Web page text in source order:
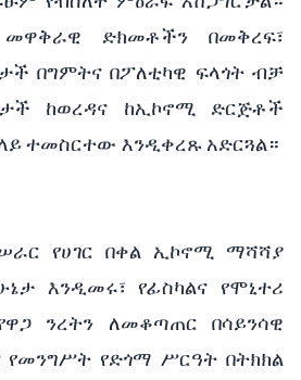
ድክመቶችን በመቅረፍ፣
በግምትና በፖለቲካዊ ፍላጎት ብቻ
ከወረዳና ከኢኮኖሚ ድርጅቶች
ተመስርተው እንዲቀረጹ አድርጓል።
የሀገር በቀል ኢኮኖሚ ማሻሻያ
እንዲመሩ፣ የፊስካልና የሞኒተሪ
ንረትን ለመቆጣጠር በሳይንሳዊ
የመንግሥት የድጎማ ሥርዓት በትክክል